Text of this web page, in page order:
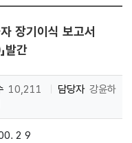
장기이식 보고서
발간
10,211 담당자 강윤하
2 9